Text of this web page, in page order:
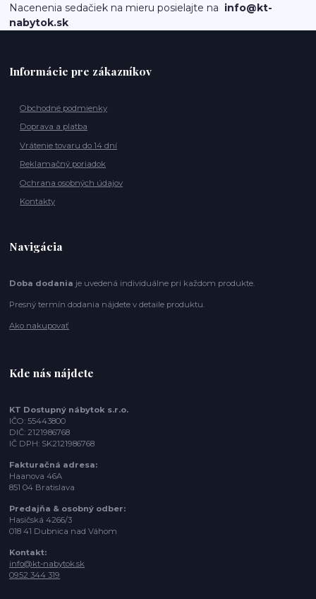
Nacenenia sedačiek na mieru posielajte na info@kt-
nabytok.sk
Informácie pre zákazníkov
Obchodné podmienky
Doprava a platba
Vrátenie tovaru do 14 dní
Reklamačný poriadok
Ochrana osobných údajov
Kontakty
Navigácia
Doba dodania je uvedená individuálne pri každom produkte.
Presný termín dodania nájdete v detaile produktu.
Ako nakupovať
Kde nás nájdete
KT Dostupný nábytok s.r.o.
IČO: 55443800
DIČ: 2121986768
IČ DPH: SK2121986768
Fakturačná adresa:
Haanova 46A
851 04 Bratislava
Predajňa & osobný odber:
Hasičská 4266/3
018 41 Dubnica nad Váhom
Kontakt:
info@kt-nabytok.sk
0952 344 319